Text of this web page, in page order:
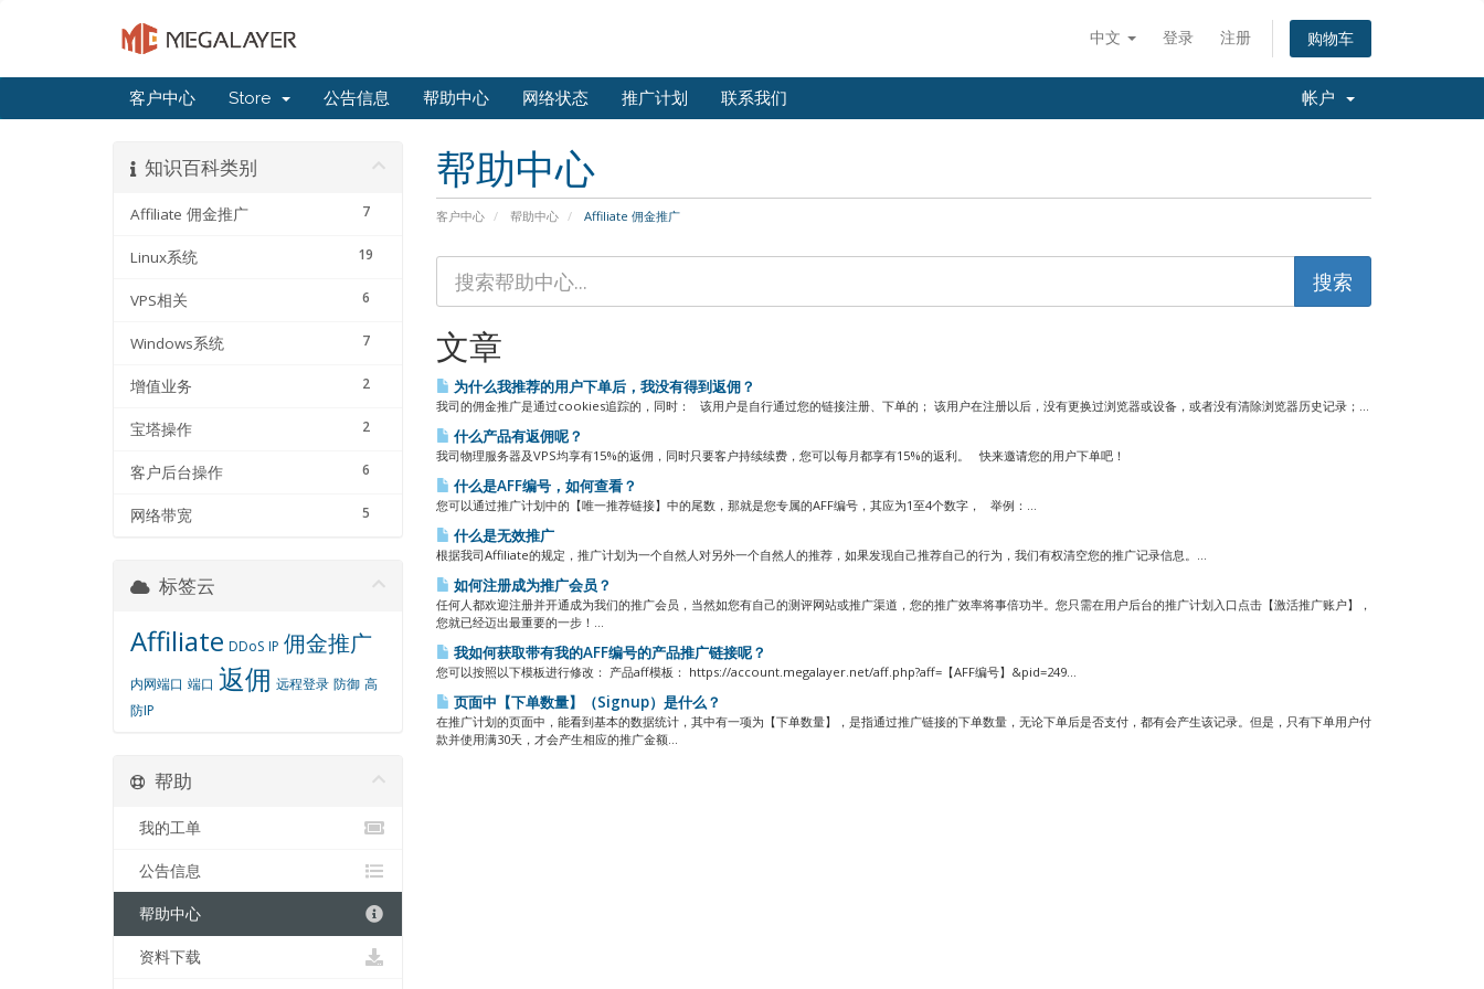
中文 登录 注册 购物车
客户中心 Store 公告信息 帮助中心 网络状态 推广计划 联系我们 帐户
帮助中心
客户中心 帮助中心 Affiliate 佣金推广
知识百科类别
7
Affiliate 佣金推广
19
Linux系统
6
VPS相关
7
Windows系统
2
增值业务
2
宝塔操作
6
客户后台操作
5
网络带宽
文章
为什么我推荐的用户下单后，我没有得到返佣？
我司的佣金推广是通过cookies追踪的，同时： 该用户是自行通过您的链接注册、下单的； 该用户在注册以后，没有更换过浏览器或设备，或者没有清除浏览器历史记录；...
什么产品有返佣呢？
我司物理服务器及VPS均享有15%的返佣，同时只要客户持续续费，您可以每月都享有15%的返利。 快来邀请您的用户下单吧！
什么是AFF编号，如何查看？
您可以通过推广计划中的【唯一推荐链接】中的尾数，那就是您专属的AFF编号，其应为1至4个数字， 举例：...
什么是无效推广
根据我司Affiliate的规定，推广计划为一个自然人对另外一个自然人的推荐，如果发现自己推荐自己的行为，我们有权清空您的推广记录信息。...
如何注册成为推广会员？
任何人都欢迎注册并开通成为我们的推广会员，当然如您有自己的测评网站或推广渠道，您的推广效率将事倍功半。您只需在用户后台的推广计划入口点击【激活推广账户】，
您就已经迈出最重要的一步！...
我如何获取带有我的AFF编号的产品推广链接呢？
您可以按照以下模板进行修改： 产品aff模板： https://account.megalayer.net/aff.php?aff=【AFF编号】&pid=249...
页面中【下单数量】（Signup）是什么？
在推广计划的页面中，能看到基本的数据统计，其中有一项为【下单数量】，是指通过推广链接的下单数量，无论下单后是否支付，都有会产生该记录。但是，只有下单用户付
款并使用满30天，才会产生相应的推广金额...
标签云
Affiliate DDoS IP 佣金推广
内网端口 端口 返佣 远程登录 防御 高
防IP
帮助
我的工单
公告信息
帮助中心
资料下载